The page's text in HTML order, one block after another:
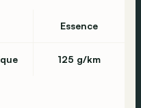
Essence
125 g/km